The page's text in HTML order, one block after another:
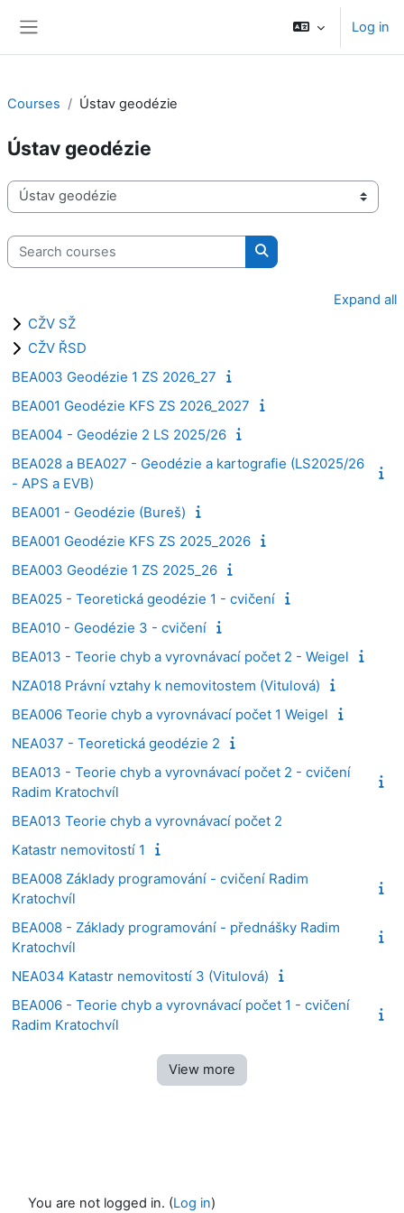
Log in
Courses Ústav geodézie
Ústav geodézie
Course categories
Search courses
Search courses
Expand all
CŽV SŽ
CŽV ŘSD
BEA003 Geodézie 1 ZS 2026_27
BEA001 Geodézie KFS ZS 2026_2027
BEA004 - Geodézie 2 LS 2025/26
BEA028 a BEA027 - Geodézie a kartografie (LS2025/26
- APS a EVB)
BEA001 - Geodézie (Bureš)
BEA001 Geodézie KFS ZS 2025_2026
BEA003 Geodézie 1 ZS 2025_26
BEA025 - Teoretická geodézie 1 - cvičení
BEA010 - Geodézie 3 - cvičení
BEA013 - Teorie chyb a vyrovnávací počet 2 - Weigel
NZA018 Právní vztahy k nemovitostem (Vitulová)
BEA006 Teorie chyb a vyrovnávací počet 1 Weigel
NEA037 - Teoretická geodézie 2
BEA013 - Teorie chyb a vyrovnávací počet 2 - cvičení
Radim Kratochvíl
BEA013 Teorie chyb a vyrovnávací počet 2
Katastr nemovitostí 1
BEA008 Základy programování - cvičení Radim
Kratochvíl
BEA008 - Základy programování - přednášky Radim
Kratochvíl
NEA034 Katastr nemovitostí 3 (Vitulová)
BEA006 - Teorie chyb a vyrovnávací počet 1 - cvičení
Radim Kratochvíl
View more
You are not logged in. (Log in)